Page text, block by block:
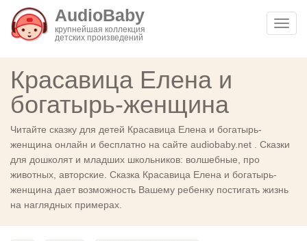
AudioBaby
крупнейшая коллекция
детских произведений
Красавица Елена и
богатырь-женщина
Читайте сказку для детей Красавица Елена и богатырь-
женщина онлайн и бесплатно на сайте audiobaby.net . Сказки
для дошколят и младших школьников: волшебные, про
животных, авторские. Сказка Красавица Елена и богатырь-
женщина дает возможность Вашему ребенку постигать жизнь
на наглядных примерах.